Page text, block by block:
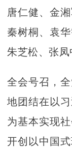
唐仁健、金
秦树桐、袁
朱芝松、张凤
全会号召，
地团结在以
为基本实现
开创以中国